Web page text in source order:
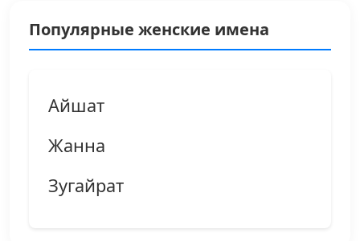
Популярные женские имена
Айшат
Жанна
Зугайрат